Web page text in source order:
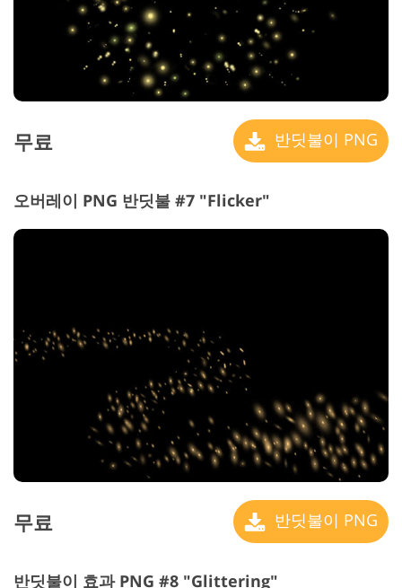
무료 반딧불이 PNG
오버레이 PNG 반딧불 #7 "Flicker"
무료 반딧불이 PNG
반딧불이 효과 PNG #8 "Glittering"